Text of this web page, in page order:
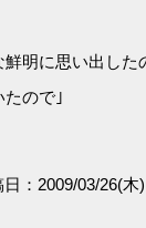
明に思い出した
ので｣
日：2009/03/26(